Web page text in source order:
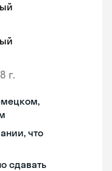
г.
что
сдавать